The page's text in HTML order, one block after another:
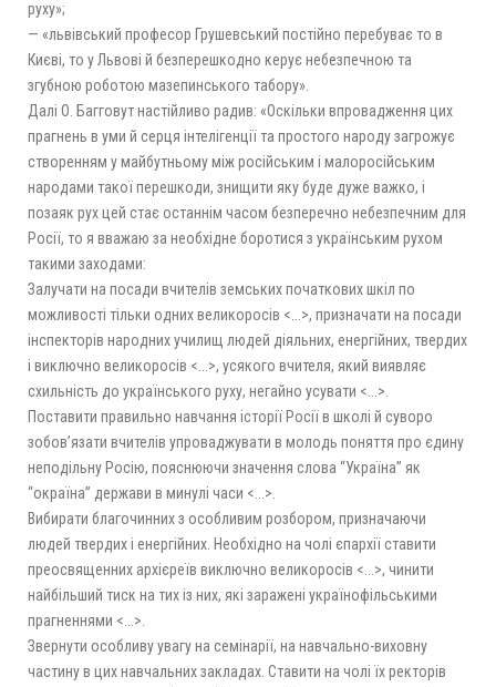
руху»;
— «львівський професор Грушевський постійно перебуває то в
Києві, то у Львові й безперешкодно керує небезпечною та
згубною роботою мазепинського табору».
Далі О. Багговут настійливо радив: «Оскільки впровадження цих
прагнень в уми й серця інтелігенції та простого народу загрожує
створенням у майбутньому між російським і малоросійським
народами такої перешкоди, знищити яку буде дуже важко, і
позаяк рух цей стає останнім часом безперечно небезпечним для
Росії, то я вважаю за необхідне боротися з українським рухом
такими заходами:
Залучати на посади вчителів земських початкових шкіл по
можливості тільки одних великоросів <...>, призначати на посади
інспекторів народних училищ людей діяльних, енергійних, твердих
і виключно великоросів <...>, усякого вчителя, який виявляє
схильність до українського руху, негайно усувати <...>.
Поставити правильно навчання історії Росії в школі й суворо
зобов’язати вчителів упроваджувати в молодь поняття про єдину
неподільну Росію, пояснюючи значення слова “Україна” як
“окраїна” держави в минулі часи <...>.
Вибирати благочинних з особливим розбором, призначаючи
людей твердих і енергійних. Необхідно на чолі єпархії ставити
преосвященних архієреїв виключно великоросів <...>, чинити
найбільший тиск на тих із них, які заражені українофільськими
прагненнями <...>.
Звернути особливу увагу на семінарії, на навчально-виховну
частину в цих навчальних закладах. Ставити на чолі їх ректорів